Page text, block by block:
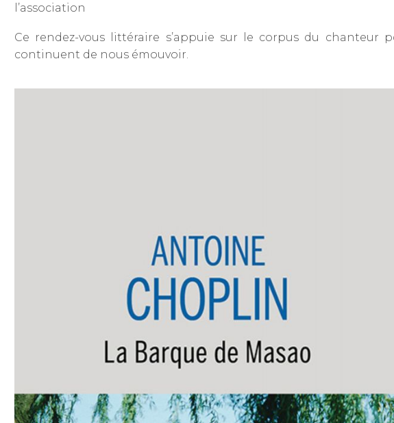
l’association
Ce rendez-vous littéraire s’appuie sur le corpus du
continuent de nous émouvoir.